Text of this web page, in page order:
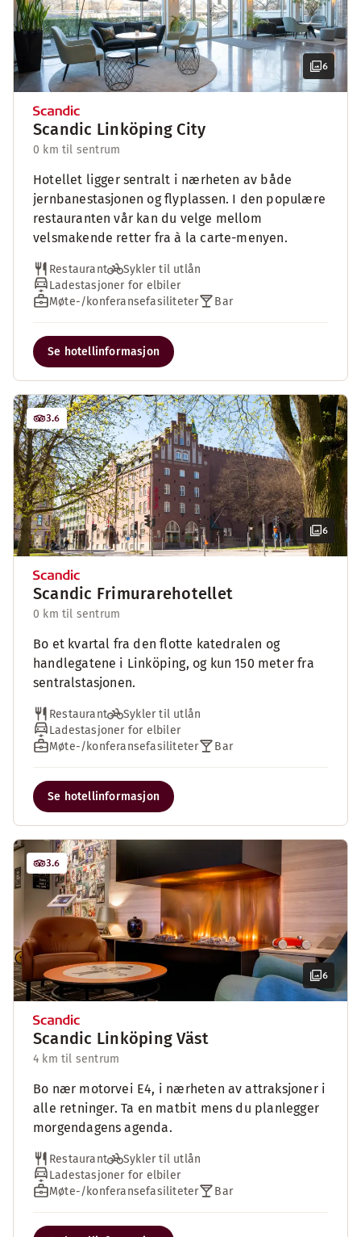
6
Scandic Linköping City
0 km til sentrum
Hotellet ligger sentralt i nærheten av både
jernbanestasjonen og flyplassen. I den populære
restauranten vår kan du velge mellom
velsmakende retter fra à la carte-menyen.
Restaurant
Sykler til utlån
Ladestasjoner for elbiler
Møte-/konferansefasiliteter
Bar
Se hotellinformasjon
6
3.6
Scandic Frimurarehotellet
0 km til sentrum
Bo et kvartal fra den flotte katedralen og
handlegatene i Linköping, og kun 150 meter fra
sentralstasjonen.
Restaurant
Sykler til utlån
Ladestasjoner for elbiler
Møte-/konferansefasiliteter
Bar
Se hotellinformasjon
6
3.6
Scandic Linköping Väst
4 km til sentrum
Bo nær motorvei E4, i nærheten av attraksjoner i
alle retninger. Ta en matbit mens du planlegger
morgendagens agenda.
Restaurant
Sykler til utlån
Ladestasjoner for elbiler
Møte-/konferansefasiliteter
Bar